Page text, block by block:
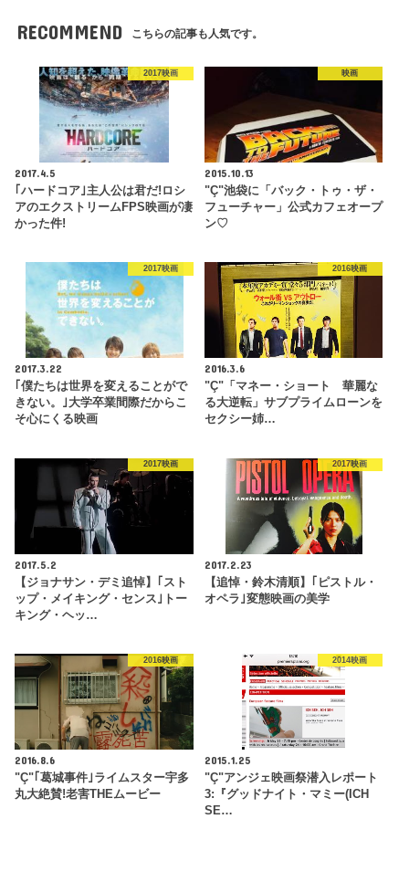
RECOMMEND こちらの記事も人気です。
2017映画
2017.4.5
｢ハードコア｣主人公は君だ!ロシ
アのエクストリームFPS映画が凄
かった件!
映画
2015.10.13
"Ç"池袋に「バック・トゥ・ザ・
フューチャー」公式カフェオープ
ン♡
2017映画
2017.3.22
｢僕たちは世界を変えることがで
きない。｣大学卒業間際だからこ
そ心にくる映画
2016映画
2016.3.6
"Ç"「マネー・ショート 華麗な
る大逆転」サブプライムローンを
セクシー姉…
2017映画
2017.5.2
【ジョナサン・デミ追悼】｢スト
ップ・メイキング・センス｣トー
キング・ヘッ…
2017映画
2017.2.23
【追悼・鈴木清順】｢ピストル・
オペラ｣変態映画の美学
2016映画
2016.8.6
"Ç"｢葛城事件｣ライムスター宇多
丸大絶賛!老害THEムービー
2014映画
2015.1.25
"Ç"アンジェ映画祭潜入レポート
3:『グッドナイト・マミー(ICH
SE…